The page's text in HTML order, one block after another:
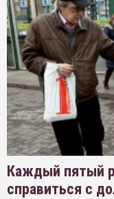
Каждый пятый
справиться с